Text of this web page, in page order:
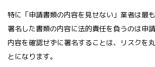
特に「申請書類の内容を見せない」業者は最も
署名した書類の内容に法的責任を負うのは申請
内容を確認せずに署名することは、リスクを
とになります。